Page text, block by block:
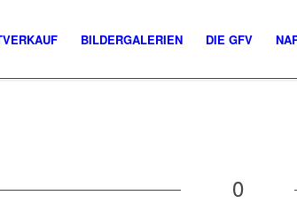
BILDERGALERIEN DIE GFV
0